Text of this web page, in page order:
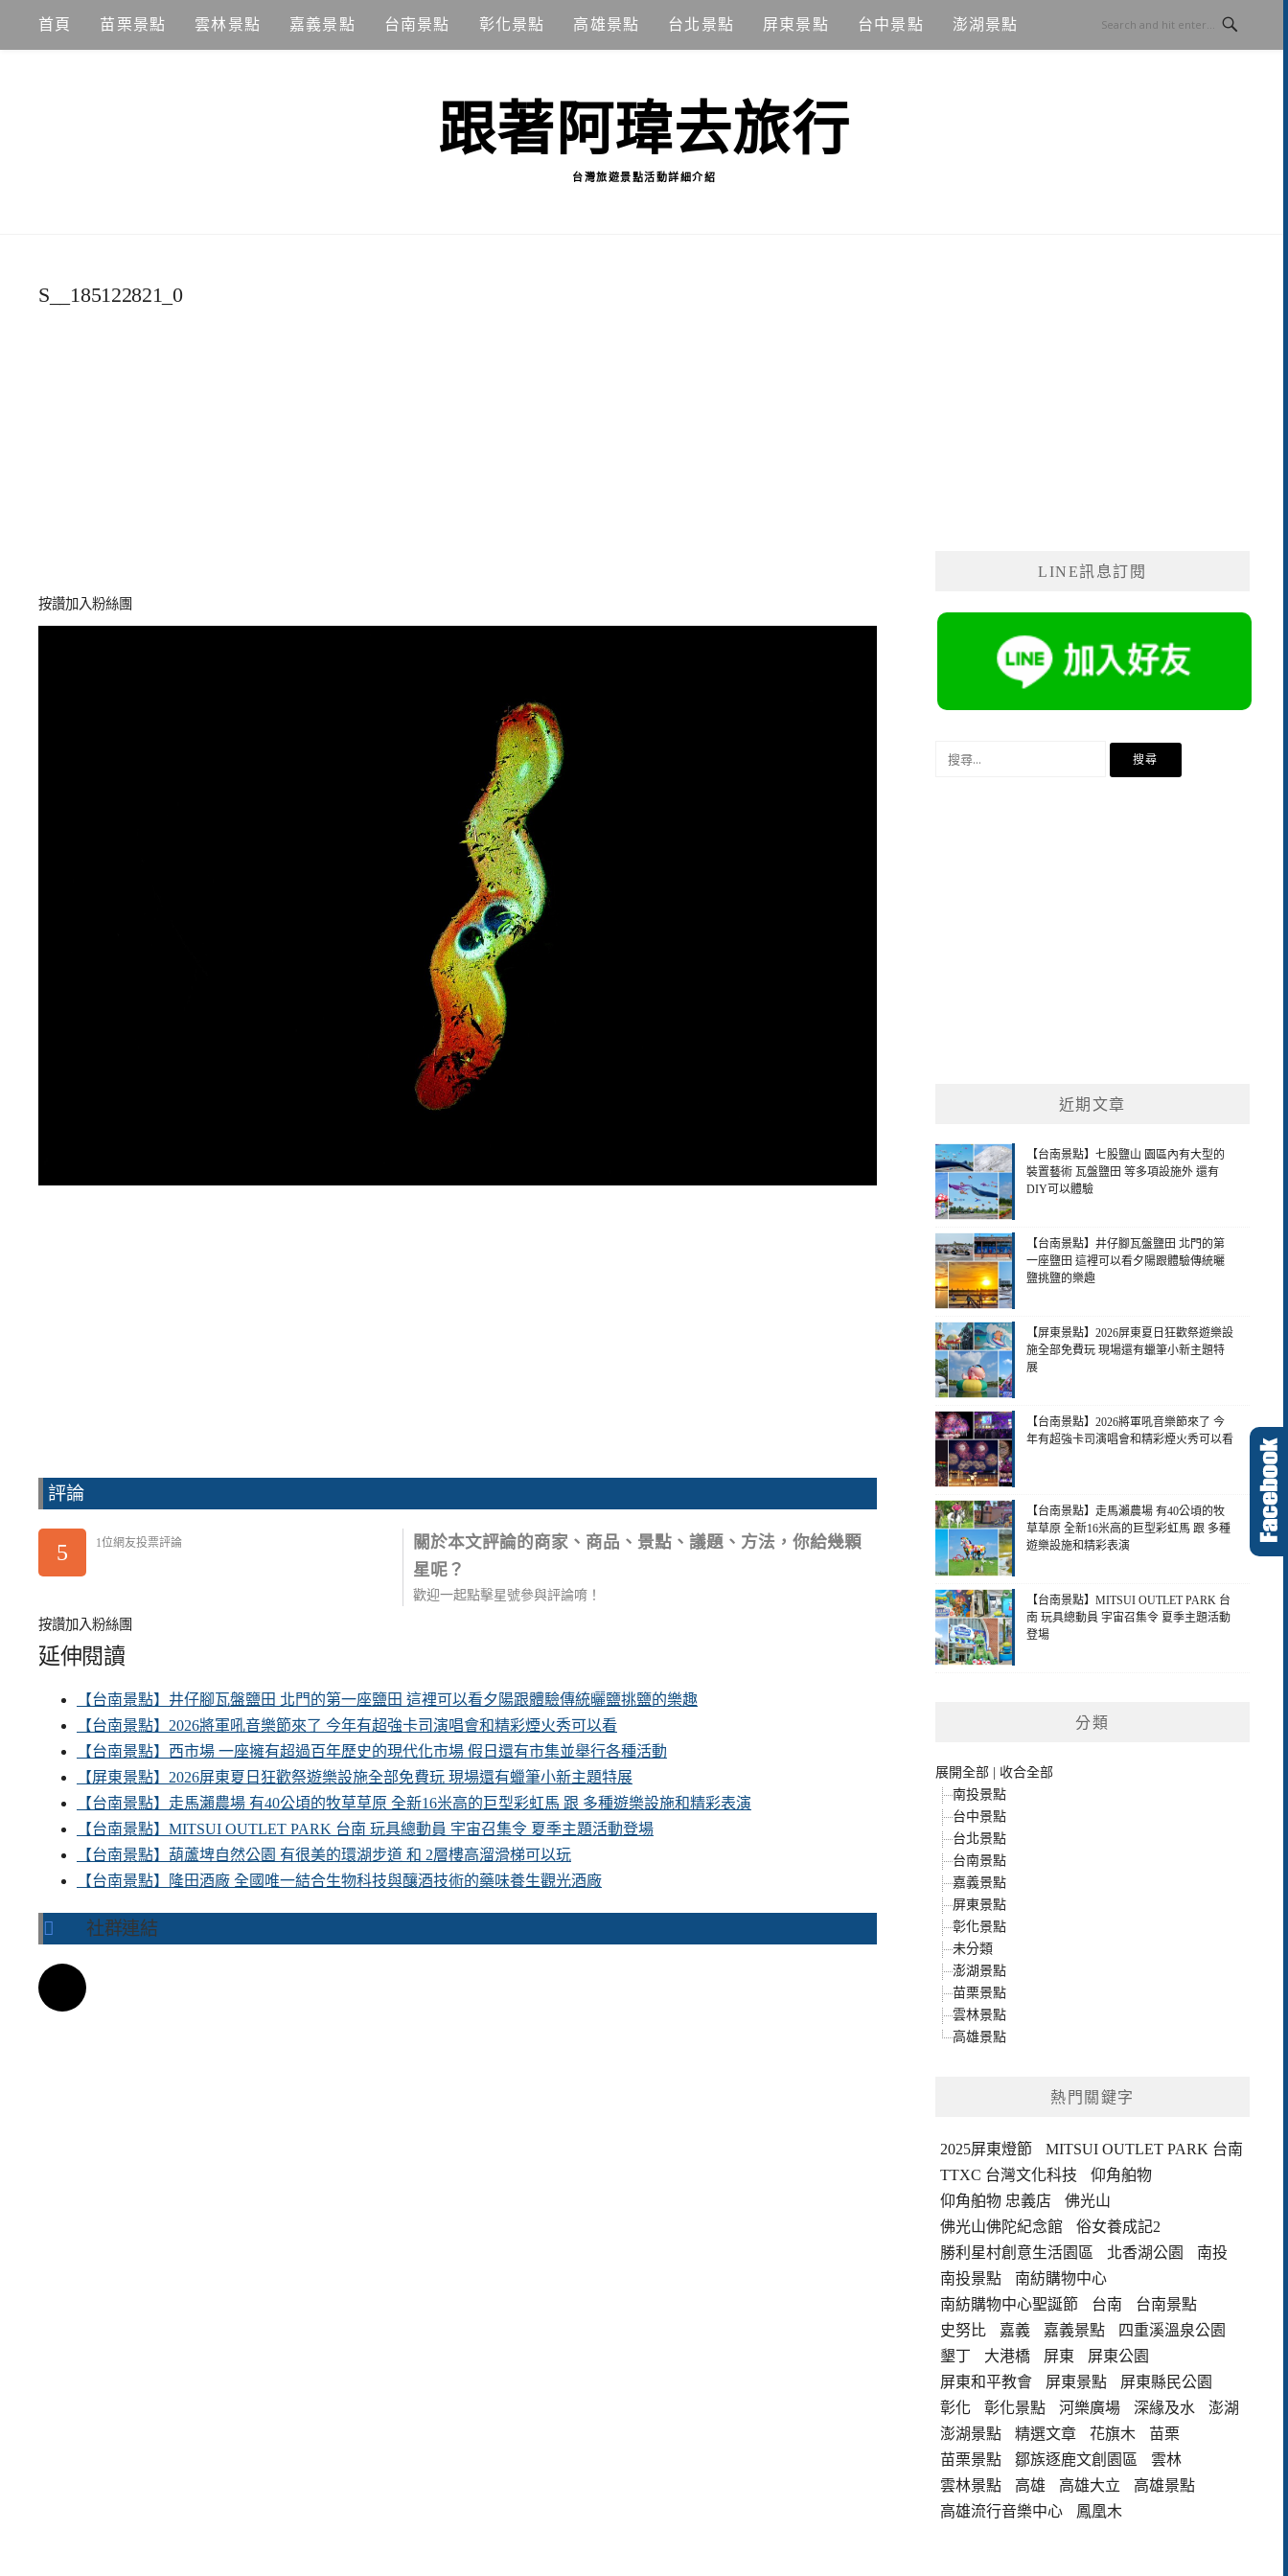
content
首頁 苗栗景點 雲林景點 嘉義景點 台南景點 彰化景點 高雄景點 台北景點 屏東景點 台中景點 澎湖景點
跟著阿瑋去旅行
台灣旅遊景點活動詳細介紹
S__185122821_0
按讚加入粉絲團
評論
5 1位網友投票評論
關於本文評論的商家、商品、景點、議題、方法，你給幾顆
星呢？
歡迎一起點擊星號參與評論唷！
按讚加入粉絲團
延伸閱讀
【台南景點】井仔腳瓦盤鹽田 北門的第一座鹽田 這裡可以看夕陽跟體驗傳統曬鹽挑鹽的樂趣
【台南景點】2026將軍吼音樂節來了 今年有超強卡司演唱會和精彩煙火秀可以看
【台南景點】西市場 一座擁有超過百年歷史的現代化市場 假日還有市集並舉行各種活動
【屏東景點】2026屏東夏日狂歡祭遊樂設施全部免費玩 現場還有蠟筆小新主題特展
【台南景點】走馬瀨農場 有40公頃的牧草草原 全新16米高的巨型彩虹馬 跟 多種遊樂設施和精彩表演
【台南景點】MITSUI OUTLET PARK 台南 玩具總動員 宇宙召集令 夏季主題活動登場
【台南景點】葫蘆埤自然公園 有很美的環湖步道 和 2層樓高溜滑梯可以玩
【台南景點】隆田酒廠 全國唯一結合生物科技與釀酒技術的藥味養生觀光酒廠
社群連結
LINE訊息訂閱
近期文章
【台南景點】七股鹽山 園區內有大型的
裝置藝術 瓦盤鹽田 等多項設施外 還有
DIY可以體驗
【台南景點】井仔腳瓦盤鹽田 北門的第
一座鹽田 這裡可以看夕陽跟體驗傳統曬
鹽挑鹽的樂趣
【屏東景點】2026屏東夏日狂歡祭遊樂設
施全部免費玩 現場還有蠟筆小新主題特
展
【台南景點】2026將軍吼音樂節來了 今
年有超強卡司演唱會和精彩煙火秀可以看
【台南景點】走馬瀨農場 有40公頃的牧
草草原 全新16米高的巨型彩虹馬 跟 多種
遊樂設施和精彩表演
【台南景點】MITSUI OUTLET PARK 台
南 玩具總動員 宇宙召集令 夏季主題活動
登場
分類
展開全部
收合全部
南投景點
台中景點
台北景點
台南景點
嘉義景點
屏東景點
彰化景點
未分類
澎湖景點
苗栗景點
雲林景點
高雄景點
熱門關鍵字
2025屏東燈節
MITSUI OUTLET PARK 台南
TTXC 台灣文化科技
仰角舶物
仰角舶物 忠義店
佛光山
佛光山佛陀紀念館
俗女養成記2
勝利星村創意生活園區
北香湖公園
南投
南投景點
南紡購物中心
南紡購物中心聖誕節
台南
台南景點
史努比
嘉義 嘉義景點
四重溪溫泉公園
墾丁
大港橋 屏東
屏東公園
屏東和平教會
屏東景點
屏東縣民公園
彰化
彰化景點 河樂廣場 深緣及水
澎湖
澎湖景點
精選文章 花旗木
苗栗
苗栗景點
鄒族逐鹿文創園區
雲林
雲林景點
高雄 高雄大立
高雄景點
高雄流行音樂中心
鳳凰木